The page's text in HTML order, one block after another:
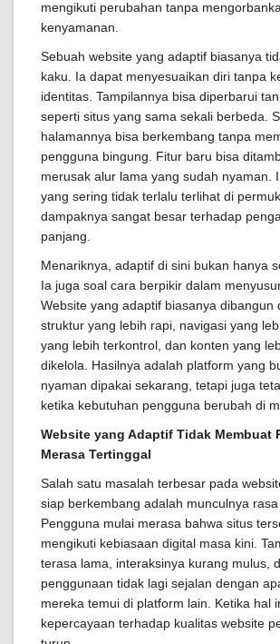
mengikuti perubahan tanpa
kenyamanan.
Sebuah website yang adaptif biasanya
kaku. Ia dapat menyesuaikan diri tanpa
identitas. Tampilannya bisa diperbarui
seperti situs yang sama sekali berbeda.
halamannya bisa berkembang tanpa
pengguna bingung. Fitur baru bisa
merusak alur lama yang sudah nyaman.
yang sering tidak terlalu terlihat di
dampaknya sangat besar terhadap
panjang.
Menariknya, adaptif di sini bukan hanya
Ia juga soal cara berpikir dalam
Website yang adaptif biasanya dibangun
struktur yang lebih rapi, navigasi yang
yang lebih terkontrol, dan konten yang
dikelola. Hasilnya adalah platform yang
nyaman dipakai sekarang, tetapi juga
ketika kebutuhan pengguna berubah di
Website yang Adaptif Tidak Membuat
Merasa Tertinggal
Salah satu masalah terbesar pada
siap berkembang adalah munculnya
Pengguna mulai merasa bahwa situs
mengikuti kebiasaan digital masa kini.
terasa lama, interaksinya kurang mulus,
penggunaan tidak lagi sejalan dengan
mereka temui di platform lain. Ketika hal
kepercayaan terhadap kualitas website